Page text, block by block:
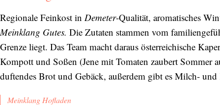
Regionale Feinkost in Demeter-Qualität, aromatisches
Meinklang Gutes. Die Zutaten stammen vom
Grenze liegt. Das Team macht daraus österreichische
Kompott und Soßen (Jene mit Tomaten zaubert Sommer
duftendes Brot und Gebäck, außerdem gibt es Milch-
Meinklang Hofladen